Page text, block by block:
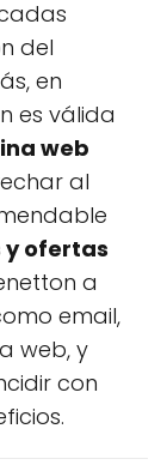
del
en
es válida
web
al
y ofertas
a
email,
web, y
con